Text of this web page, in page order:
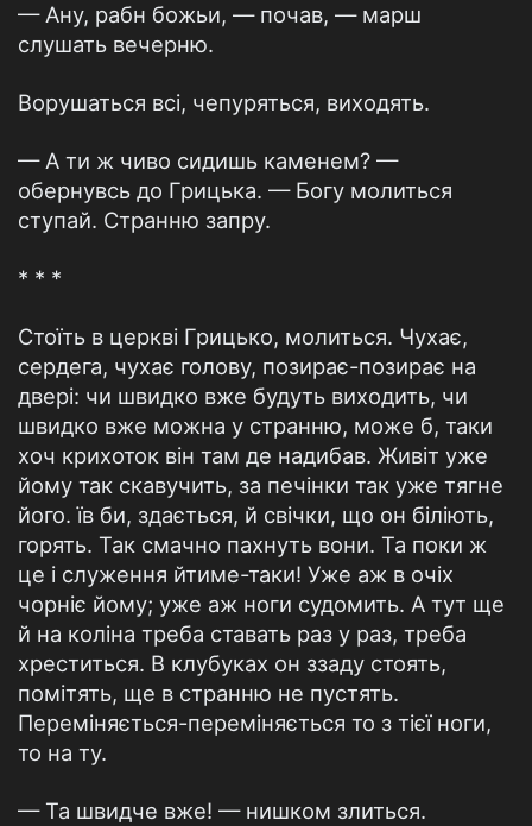
— Ану, рабн божьи, — почав, — марш
слушать вечерню.
Ворушаться всі, чепуряться, виходять.
— А ти ж чиво сидишь каменем? —
обернувсь до Грицька. — Богу молиться
ступай. Странню запру.
* * *
Стоїть в церкві Грицько, молиться. Чухає,
сердега, чухає голову, позирає-позирає на
двері: чи швидко вже будуть виходить, чи
швидко вже можна у странню, може б, таки
хоч крихоток він там де надибав. Живіт уже
йому так скавучить, за печінки так уже тягне
його. їв би, здається, й свічки, що он біліють,
горять. Так смачно пахнуть вони. Та поки ж
це і служення йтиме-таки! Уже аж в очіх
чорніє йому; уже аж ноги судомить. А тут ще
й на коліна треба ставать раз у раз, треба
хреститься. В клубуках он ззаду стоять,
помітять, ще в странню не пустять.
Переміняється-переміняється то з тієї ноги,
то на ту.
— Та швидче вже! — нишком злиться.